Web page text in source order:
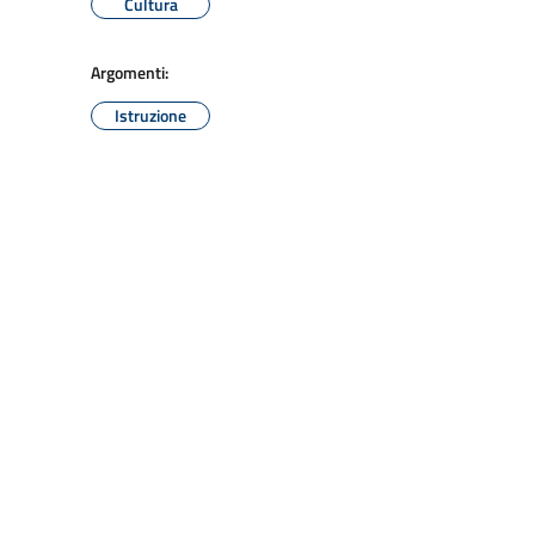
Argomenti:
Istruzione